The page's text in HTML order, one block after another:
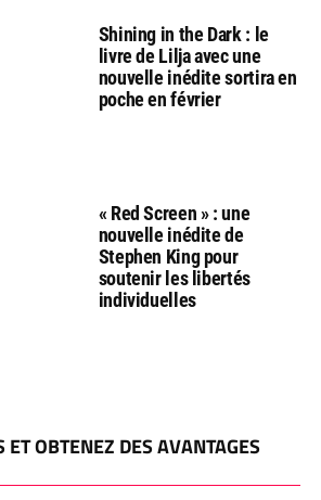
Shining in the Dark : le
livre de Lilja avec une
nouvelle inédite sortira en
poche en février
« Red Screen » : une
nouvelle inédite de
Stephen King pour
soutenir les libertés
individuelles
OBTENEZ DES AVANTAGES